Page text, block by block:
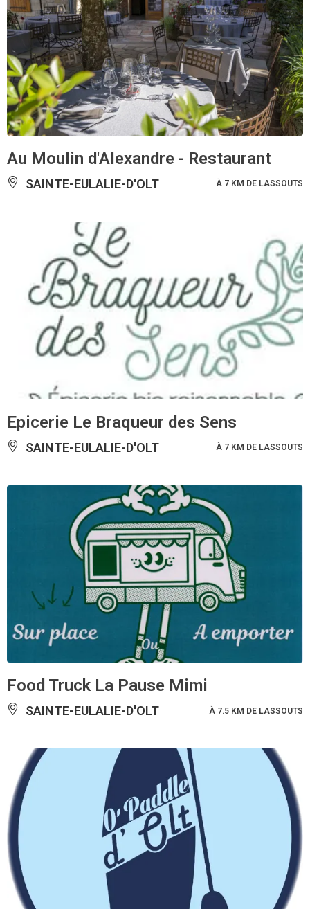
Au Moulin d'Alexandre - Restaurant
SAINTE-EULALIE-D'OLT À 7 KM DE LASSOUTS
Epicerie Le Braqueur des Sens
SAINTE-EULALIE-D'OLT À 7 KM DE LASSOUTS
Food Truck La Pause Mimi
SAINTE-EULALIE-D'OLT À 7.5 KM DE LASSOUTS